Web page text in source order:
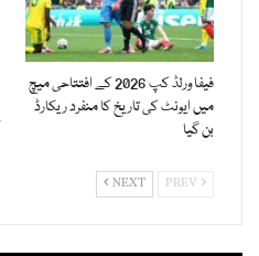
فیفا ورلڈ کپ 2026 کے افتتاحی میچ
میں ایونٹ کی تاریخ کا منفرد ریکارڈ
بن گیا
NEXT